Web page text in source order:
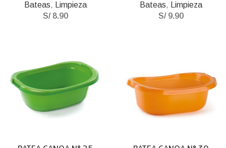
Bateas,
Limpieza
S/8.90
Bateas,
Limpieza
S/9.90